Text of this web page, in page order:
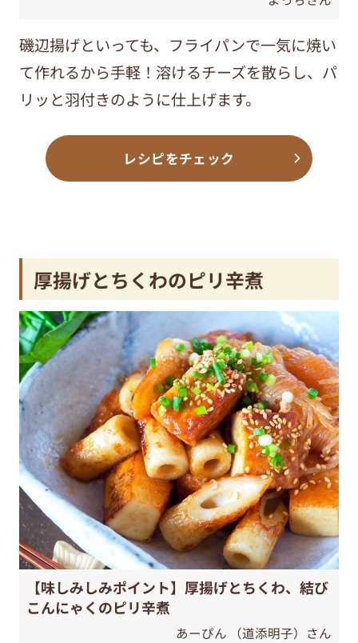
磯辺揚げといっても、フライパンで一気に焼い
て作れるから手軽！溶けるチーズを散らし、パ
リッと羽付きのように仕上げます。
レシピをチェック
厚揚げとちくわのピリ辛煮
【味しみしみポイント】厚揚げとちくわ、結び
こんにゃくのピリ辛煮
あーぴん （道添明子）さん